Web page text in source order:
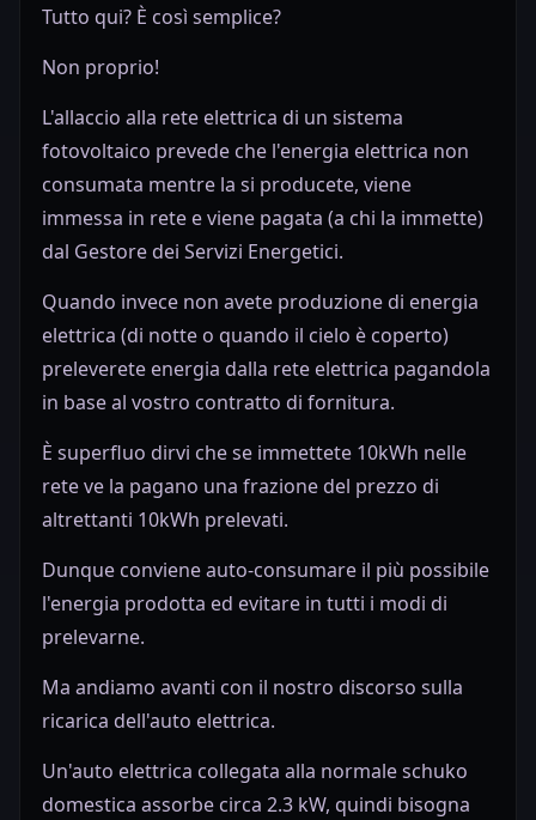
Tutto qui? È così semplice?
Non proprio!
L'allaccio alla rete elettrica di un sistema
fotovoltaico prevede che l'energia elettrica non
consumata mentre la si producete, viene
immessa in rete e viene pagata (a chi la immette)
dal Gestore dei Servizi Energetici.
Quando invece non avete produzione di energia
elettrica (di notte o quando il cielo è coperto)
preleverete energia dalla rete elettrica pagandola
in base al vostro contratto di fornitura.
È superfluo dirvi che se immettete 10kWh nelle
rete ve la pagano una frazione del prezzo di
altrettanti 10kWh prelevati.
Dunque conviene auto-consumare il più possibile
l'energia prodotta ed evitare in tutti i modi di
prelevarne.
Ma andiamo avanti con il nostro discorso sulla
ricarica dell'auto elettrica.
Un'auto elettrica collegata alla normale schuko
domestica assorbe circa 2.3 kW, quindi bisogna